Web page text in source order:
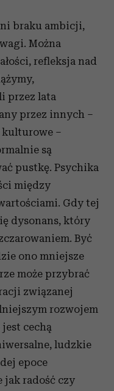
braku ambicji,
Można
refleksja nad
przez lata
przez innych –
kulturowe –
są
pustkę. Psychika
między
Gdy tej
dysonans, który
Być
ono mniejsze
może przybrać
związanej
rozwojem
cechą
ludzkie
epoce
jak radość czy